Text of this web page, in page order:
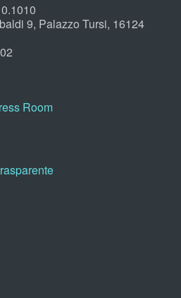
9, Palazzo Tursi, 16124
Room